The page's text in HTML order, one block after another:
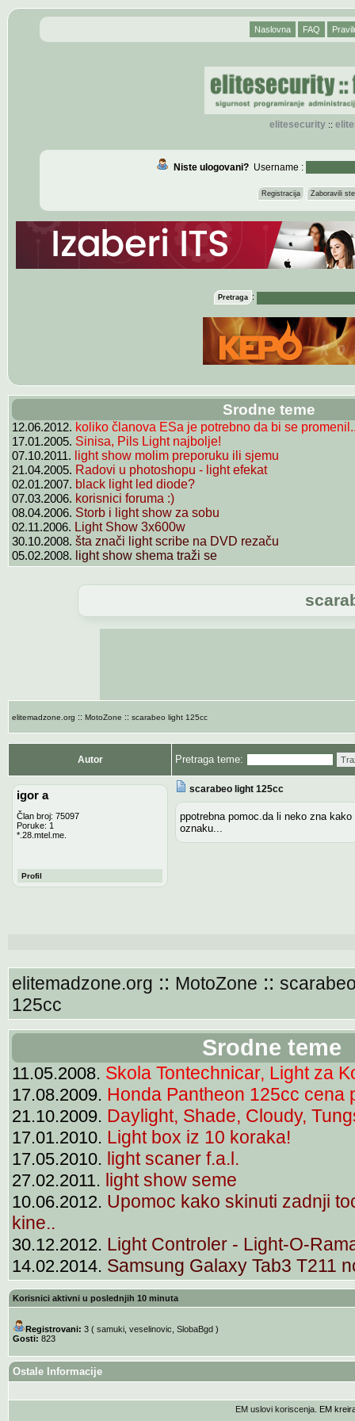
Naslovna FAQ
elitesecurity::
Niste ulogovani?Username :
Registracija Zaboravili
Pretraga :
Srodne teme
12.06.2012. koliko članova ESa je potrebno da bi se
17.01.2005. Sinisa, Pils Light najbolje!
07.10.2011. light show molim preporuku ili sjemu
21.04.2005. Radovi u photoshopu - light efekat
02.01.2007. black light led diode?
07.03.2006. korisnici foruma :)
08.04.2006. Storb i light show za sobu
02.11.2006. Light Show 3x600w
30.10.2008. šta znači light scribe na DVD rezaču
05.02.2008. light show shema traži se
elitemadzone.org :: MotoZone :: scarabeo light 125cc
Autor Pretraga teme:
igor a
Član broj: 75097
Poruke: 1
*.28.mtel.me.
Profil
scarabeo light 125cc
ppotrebna pomoc.da li neko zna
oznaku...
elitemadzone.org :: MotoZone ::
125cc
Srodne teme
11.05.2008. Skola Tontechnicar, Light za
17.08.2009. Honda Pantheon 125cc cena
21.10.2009. Daylight, Shade, Cloudy,
17.01.2010. Light box iz 10 koraka!
17.05.2010. light scaner f.a.l.
27.02.2011. light show seme
10.06.2012. Upomoc kako skinuti zadnji
kine..
30.12.2012. Light Controler - Light-O-
14.02.2014. Samsung Galaxy Tab3 T211
Korisnici aktivni u poslednjih 10 minuta
Registrovani: 3 ( samuki, veselinovic SlobaBgd )
Gosti: 823
Ostale Informacije
EM uslovi koriscenja . EM